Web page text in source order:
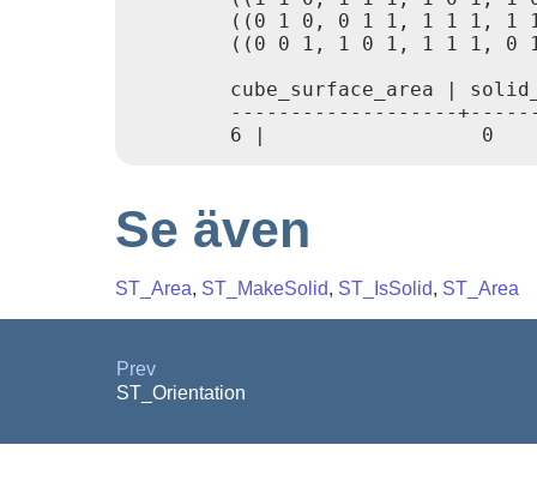
((0 1 0, 0 1 1, 1 1 1, 1
((0 0 1, 1 0 1, 1 1 1, 0
cube_surface_area |
-------------------
6 |
Se även
ST_Area, ST_MakeSolid, ST_IsSolid, ST_Area
Prev
ST_Orientation